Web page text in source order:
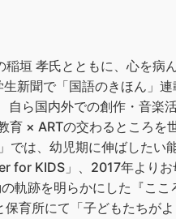
垣 孝氏とともに、心を
新聞で「国語のきほん」
ら国内外での創作・音楽
育 × ARTの交わるところ
では、幼児期に伸ばした
for KIDS」、2017年より
軌跡を明らかにした『こ
育所にて「子どもたちが